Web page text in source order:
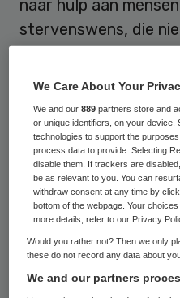
naar hulp aan
stervenswens, die
beëindigen. Het
vrijdag instemmen
melden bronnen op
Minister Edith
de oprichting van de
oktober aan. De VVD
had haar
naar hulp bij
We Care About Your
We and our889 partners store and
or unique identifiers, on your device.
technologies to support the
process data to provide. Selecting
disable them. If trackers are
be as relevant to you. You can
withdraw consent at any time by
bottom of the webpage. Your
more details, refer to our Privacy
Would you rather not? Then we only
these do not record any data about
We and our partners